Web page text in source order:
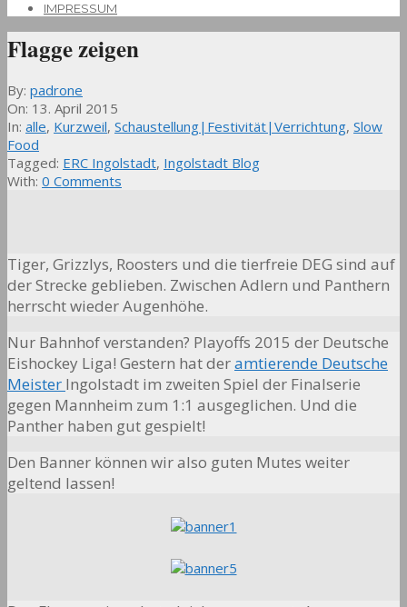
IMPRESSUM
Flagge zeigen
By: padrone
On: 13. April 2015
In: alle, Kurzweil, Schaustellung|Festivität|Verrichtung, Slow
Food
Tagged: ERC Ingolstadt, Ingolstadt Blog
With: 0 Comments
Tiger, Grizzlys, Roosters und die tierfreie DEG sind auf
der Strecke geblieben. Zwischen Adlern und Panthern
herrscht wieder Augenhöhe.
Nur Bahnhof verstanden? Playoffs 2015 der Deutsche
Eishockey Liga! Gestern hat deramtierende Deutsche
Meister Ingolstadt im zweiten Spiel der Finalserie
gegen Mannheim zum 1:1 ausgeglichen. Und die
Panther haben gut gespielt!
Den Banner können wir also guten Mutes weiter
geltend lassen!